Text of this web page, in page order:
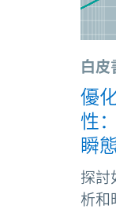
白皮
優
性
瞬
探討
析和